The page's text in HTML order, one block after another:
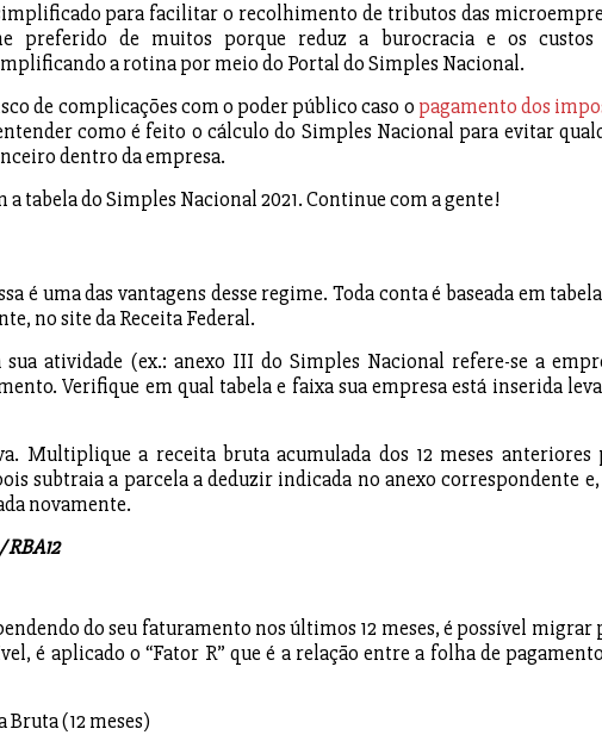
para facilitar o recolhimento de tributos das
preferido de muitos porque reduz a burocracia e os custos
a rotina por meio do Portal do Simples Nacional.
de complicações com o poder público caso o pagamento dos
como é feito o cálculo do Simples Nacional para evitar
dentro da empresa.
tabela do Simples Nacional 2021. Continue com a gente!
é uma das vantagens desse regime. Toda conta é baseada em
no site da Receita Federal.
atividade (ex.: anexo III do Simples Nacional refere-se a
Verifique em qual tabela e faixa sua empresa está inserida
Multiplique a receita bruta acumulada dos 12 meses anteriores
subtraia a parcela a deduzir indicada no anexo correspondente
novamente.
RBA12
do seu faturamento nos últimos 12 meses, é possível migrar
é aplicado o “Fator R” que é a relação entre a folha de
Bruta (12 meses)